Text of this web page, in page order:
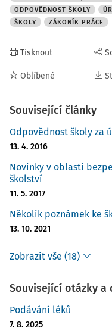
ODPOVĚDNOST ŠKOLY
ŠKOLY
ZÁKONÍK PRÁCE
Tisknout
Oblíbené
Související články
Odpovědnost školy za
13. 4. 2016
Novinky v oblasti
školství
11. 5. 2017
Několik poznámek ke
13. 10. 2021
Zobrazit vše (18)
Související otázky a
Podávání léků
7. 8. 2025